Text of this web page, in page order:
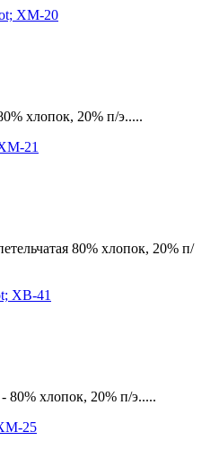
хлопок, 20% п/э.....
80% хлопок, 20% п/
хлопок, 20% п/э.....